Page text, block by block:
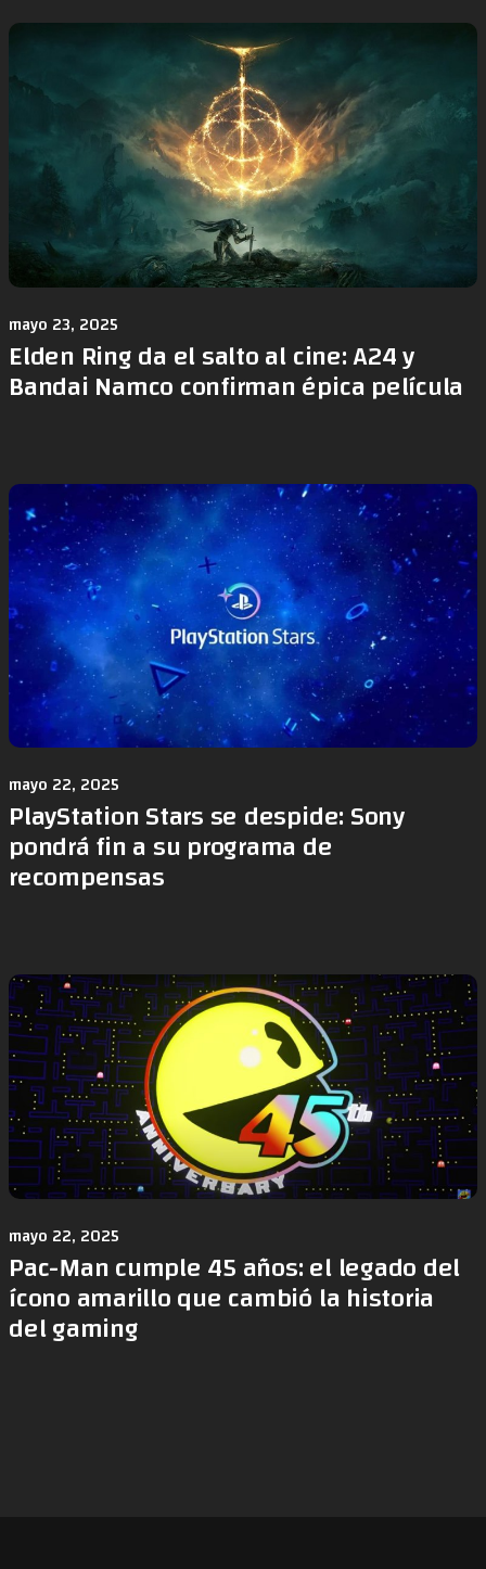
mayo 23, 2025
Elden Ring da el salto al cine: A24 y
Bandai Namco confirman épica película
mayo 22, 2025
PlayStation Stars se despide: Sony
pondrá fin a su programa de
recompensas
mayo 22, 2025
Pac-Man cumple 45 años: el legado del
ícono amarillo que cambió la historia
del gaming